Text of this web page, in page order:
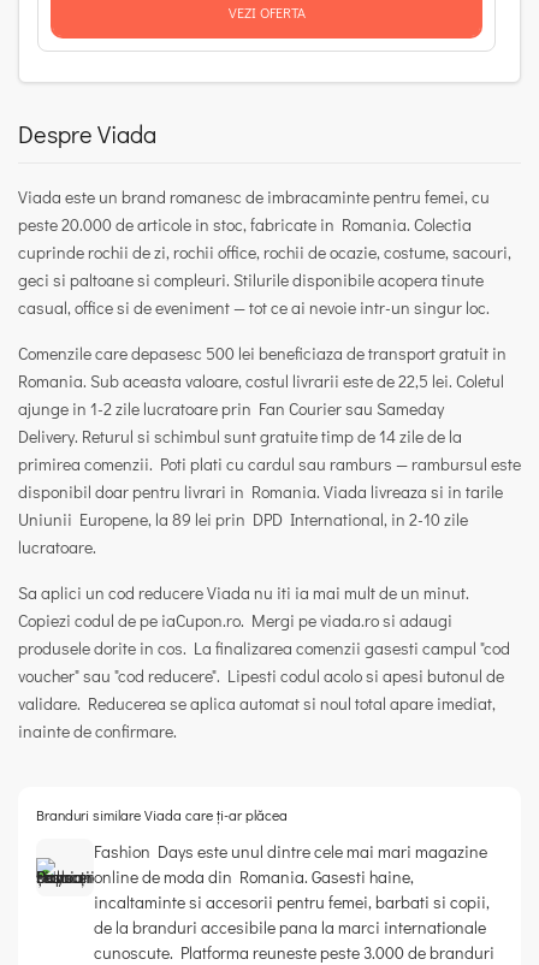
VEZI OFERTA
Despre Viada
Viada este un brand romanesc de imbracaminte pentru femei, cu
peste 20.000 de articole in stoc, fabricate in Romania. Colectia
cuprinde rochii de zi, rochii office, rochii de ocazie, costume, sacouri,
geci si paltoane si compleuri. Stilurile disponibile acopera tinute
casual, office si de eveniment — tot ce ai nevoie intr-un singur loc.
Comenzile care depasesc 500 lei beneficiaza detransport gratuit in
Romania. Sub aceasta valoare, costul livrarii este de 22,5 lei. Coletul
ajunge in 1-2 zile lucratoare prin Fan Courier sau Sameday
Delivery. Returul si schimbul sunt gratuite timp de 14 zilede la
primirea comenzii. Poti plati cu cardul sau ramburs — rambursul este
disponibil doar pentru livrari in Romania. Viada livreaza si in tarile
Uniunii Europene, la 89 lei prin DPD International, in 2-10 zile
lucratoare.
Sa aplici un cod reducere Viada nu iti ia mai mult de un minut.
Copiezi codul de pe iaCupon.ro. Mergi pe viada.ro si adaugi
produsele dorite in cos. La finalizarea comenzii gasesti campul "cod
voucher" sau "cod reducere". Lipesti codul acolo si apesi butonul de
validare. Reducerea se aplica automat si noul total apare imediat,
inainte de confirmare.
Branduri similare Viada care ți-ar plăcea
Fashion Days este unul dintre cele mai mari magazine
online de moda din Romania. Gasesti haine,
incaltaminte si accesorii pentru femei, barbati si copii,
de la branduri accesibile pana la marci internationale
cunoscute. Platforma reuneste peste 3.000 de branduri